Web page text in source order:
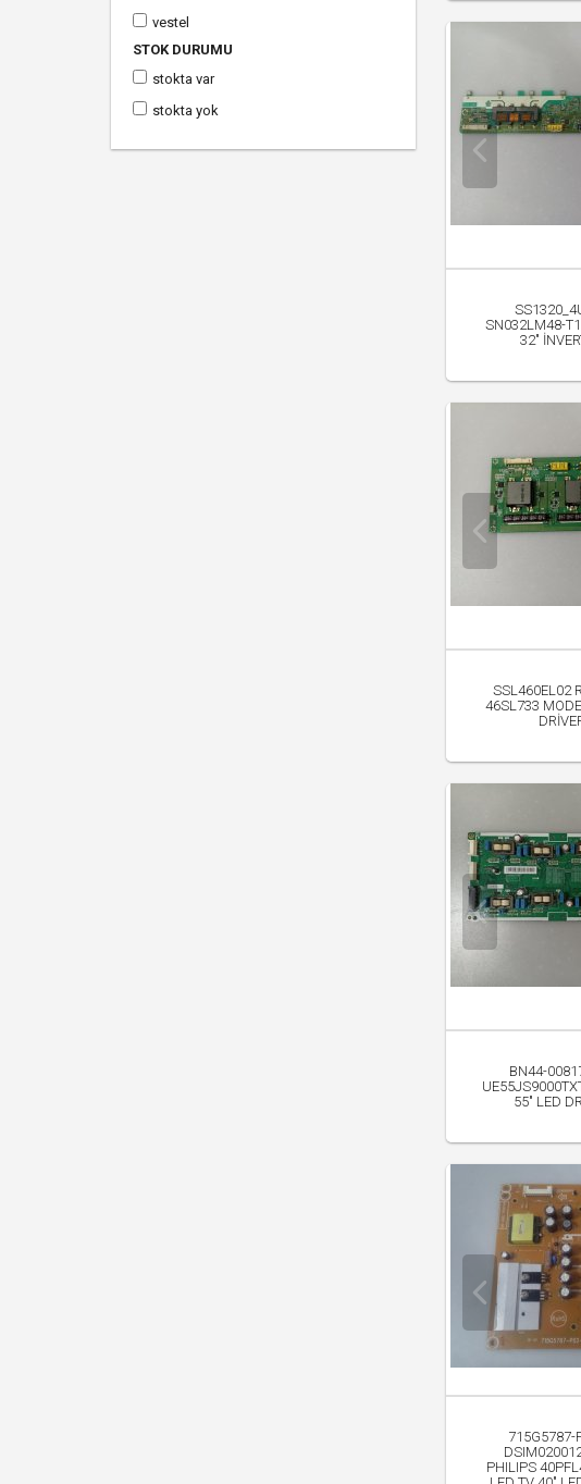
vestel
STOK DURUMU
stokta var
stokta yok
SN032LM48-
32"
SSL460EL02
46SL733
BN44-
55" LED
715G5787-
PHILIPS